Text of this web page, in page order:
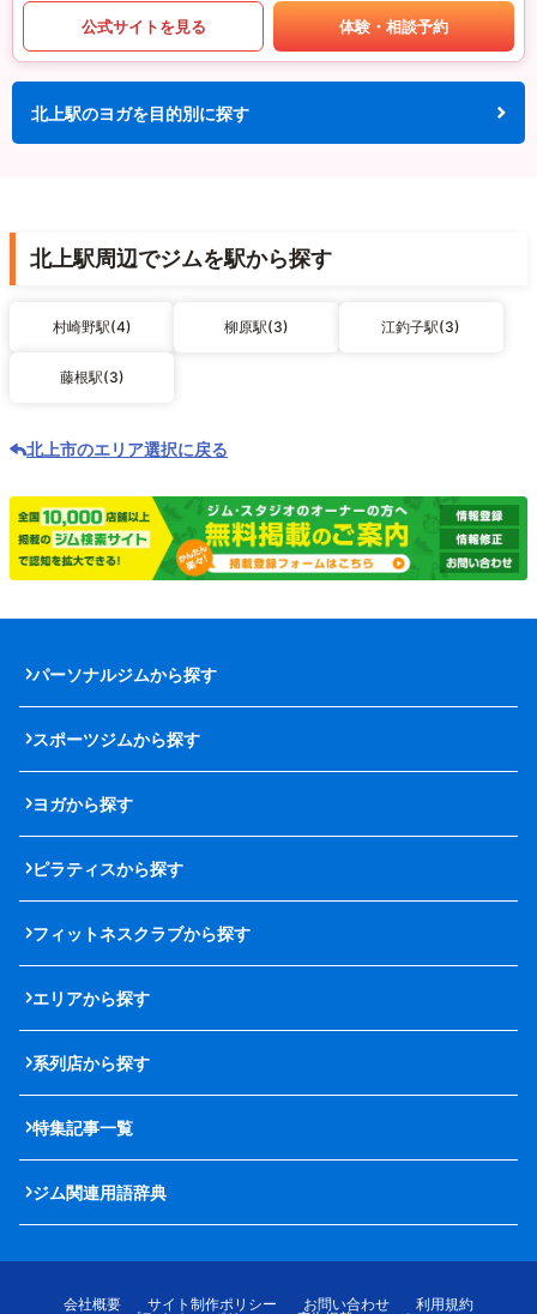
公式サイトを見る 体験・相談予約
北上駅のヨガを目的別に探す
北上駅周辺でジムを駅から探す
村崎野駅(4) 柳原駅(3) 江釣子駅(3)
藤根駅(3)
北上市のエリア選択に戻る
パーソナルジムから探す
スポーツジムから探す
ヨガから探す
ピラティスから探す
フィットネスクラブから探す
エリアから探す
系列店から探す
特集記事一覧
ジム関連用語辞典
会社概要 サイト制作ポリシー お問い合わせ
利用規約